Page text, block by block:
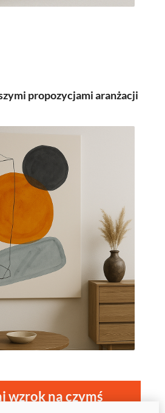
propozycjami aranżacji
wzrok na czymś